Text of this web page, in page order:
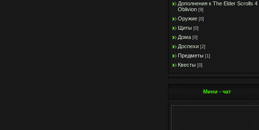
Дополнения к The Elder Scrolls 4
Oblivion [9]
Оружие [0]
Щиты [0]
Дома [0]
Доспехи [2]
Предметы [1]
Квесты [0]
Мини - чат